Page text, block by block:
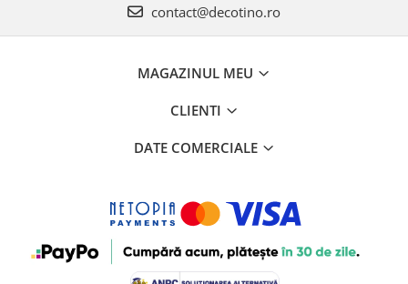
contact@decotino.ro
MAGAZINUL MEU
CLIENTI
DATE COMERCIALE